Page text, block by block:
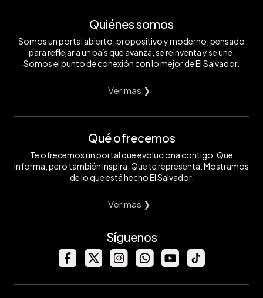
Quiénes somos
Somos un portal abierto, propositivo y moderno, pensado
para reflejar a un país que avanza, se reinventa y se une.
Somos el punto de conexión con lo mejor de El Salvador.
Ver mas ❯
Qué ofrecemos
Te ofrecemos un portal que evoluciona contigo. Que
informa, pero también inspira. Que te representa. Mostramos
de lo que está hecho El Salvador.
Ver mas ❯
Síguenos